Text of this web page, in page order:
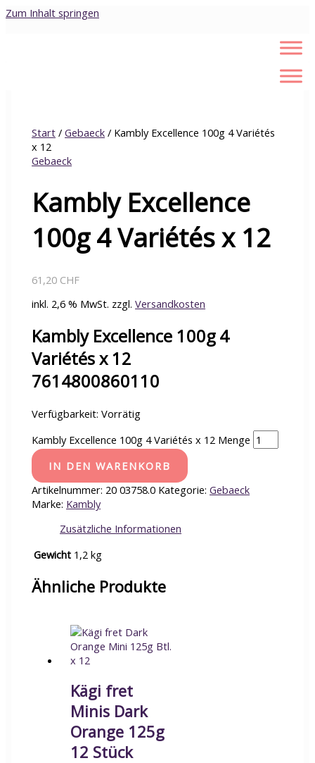
Zum Inhalt springen
Start /Gebaeck / Kambly Excellence 100g 4 Variétés
x 12
Gebaeck
Kambly Excellence
100g 4 Variétés x 12
61,20 CHF
inkl. 2,6 % MwSt. zzgl.Versandkosten
Kambly Excellence 100g 4
Variétés x 12
7614800860110
Verfügbarkeit: Vorrätig
Kambly Excellence 100g 4 Variétés x 12 Menge
IN DEN WARENKORB
Artikelnummer: 20 03758.0 Kategorie:Gebaeck
Marke: Kambly
Zusätzliche Informationen
Gewicht 1,2 kg
Ähnliche Produkte
Kägi fret
Minis Dark
Orange 125g
12 Stück